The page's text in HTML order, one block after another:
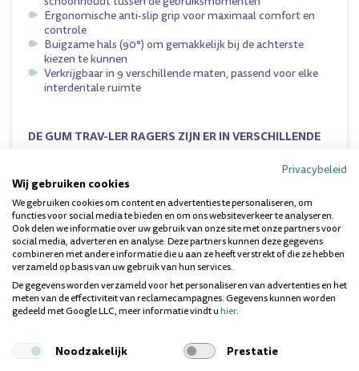
Ergonomische anti-slip grip voor maximaal comfort en
controle
Buigzame hals (90°) om gemakkelijk bij de achterste
kiezen te kunnen
Verkrijgbaar in 9 verschillende maten, passend voor elke
interdentale ruimte
DE GUM TRAV-LER RAGERS ZIJN ER IN VERSCHILLENDE
Lila 0.6mm
Rood 0.8mm
Oranje 0.9mm
Groen 1.1mm
Paars 1.2mm
Geel 1.3mm
Donkerroze 1.4mm
Blauw 1.6mm
Grijs 2.0mm
Dit product kunt u vinden in de volgende categorie:
Privacybeleid
Wij gebruiken cookies
We gebruiken cookies om content en advertenties te personaliseren, om
functies voor social media te bieden en om ons websiteverkeer te analyseren.
Ook delen we informatie over uw gebruik van onze site met onze partners voor
social media, adverteren en analyse. Deze partners kunnen deze gegevens
combineren met andere informatie die u aan ze heeft verstrekt of die ze hebben
verzameld op basis van uw gebruik van hun services.
De gegevens worden verzameld voor het personaliseren van advertenties en het
meten van de effectiviteit van reclamecampagnes. Gegevens kunnen worden
gedeeld met Google LLC, meer informatie vindt uhier.
Noodzakelijk
Prestatie